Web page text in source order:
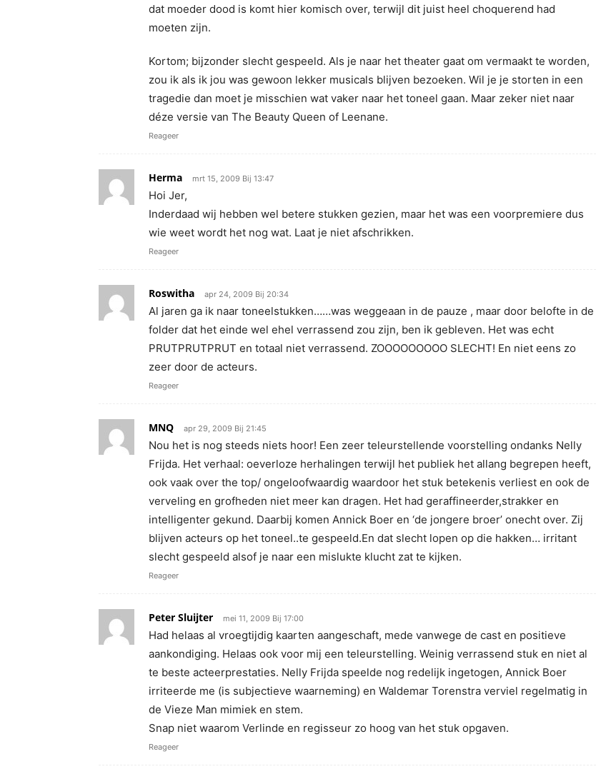
dat moeder dood is komt hier komisch over, terwijl dit juist heel choquerend had
moeten zijn.
Kortom; bijzonder slecht gespeeld. Als je naar het theater gaat om vermaakt te worden,
zou ik als ik jou was gewoon lekker musicals blijven bezoeken. Wil je je storten in een
tragedie dan moet je misschien wat vaker naar het toneel gaan. Maar zeker niet naar
déze versie van The Beauty Queen of Leenane.
Reageer
Herma mrt 15, 2009 Bij 13:47
Hoi Jer,
Inderdaad wij hebben wel betere stukken gezien, maar het was een voorpremiere dus
wie weet wordt het nog wat. Laat je niet afschrikken.
Reageer
Roswitha apr 24, 2009 Bij 20:34
Al jaren ga ik naar toneelstukken……was weggeaan in de pauze , maar door belofte in de
folder dat het einde wel ehel verrassend zou zijn, ben ik gebleven. Het was echt
PRUTPRUTPRUT en totaal niet verrassend. ZOOOOOOOOO SLECHT! En niet eens zo
zeer door de acteurs.
Reageer
MNQ apr 29, 2009 Bij 21:45
Nou het is nog steeds niets hoor! Een zeer teleurstellende voorstelling ondanks Nelly
Frijda. Het verhaal: oeverloze herhalingen terwijl het publiek het allang begrepen heeft,
ook vaak over the top/ ongeloofwaardig waardoor het stuk betekenis verliest en ook de
verveling en grofheden niet meer kan dragen. Het had geraffineerder,strakker en
intelligenter gekund. Daarbij komen Annick Boer en ‘de jongere broer’ onecht over. Zij
blijven acteurs op het toneel..te gespeeld.En dat slecht lopen op die hakken… irritant
slecht gespeeld alsof je naar een mislukte klucht zat te kijken.
Reageer
Peter Sluijter mei 11, 2009 Bij 17:00
Had helaas al vroegtijdig kaarten aangeschaft, mede vanwege de cast en positieve
aankondiging. Helaas ook voor mij een teleurstelling. Weinig verrassend stuk en niet al
te beste acteerprestaties. Nelly Frijda speelde nog redelijk ingetogen, Annick Boer
irriteerde me (is subjectieve waarneming) en Waldemar Torenstra verviel regelmatig in
de Vieze Man mimiek en stem.
Snap niet waarom Verlinde en regisseur zo hoog van het stuk opgaven.
Reageer